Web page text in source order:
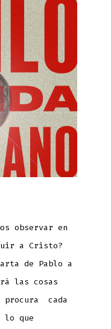
observar en
a Cristo?
de Pablo a
las cosas
procura cada
lo que